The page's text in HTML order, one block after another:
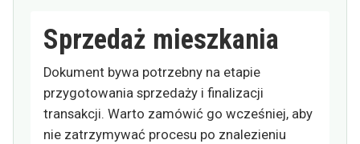
Sprzedaż mieszkania
Dokument bywa potrzebny na etapie
przygotowania sprzedaży i finalizacji
transakcji. Warto zamówić go wcześniej, aby
nie zatrzymywać procesu po znalezieniu